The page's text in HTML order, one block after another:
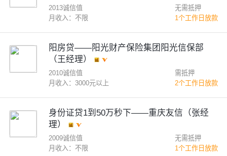
2013诚信值
月收入：不限
无需抵押
1个工作日放款
阳房贷——阳光财产保险集团阳光信保部
（王经理）
2010诚信值
月收入：3000元以上
需抵押
2个工作日放款
身份证贷1到50万秒下——重庆友信（张经
理）
2009诚信值
月收入：不限
无需抵押
1个工作日放款